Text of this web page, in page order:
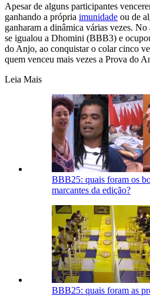
Apesar de alguns participantes
ganhando a própria imunidade ou de
ganharam a dinâmica várias vezes.
se igualou a Dhomini (BBB3) e
do Anjo, ao conquistar o colar cinco
quem venceu mais vezes a Prova do
Leia Mais
BBB25: quais foram os
marcantes da edição?
BBB25: quais foram as